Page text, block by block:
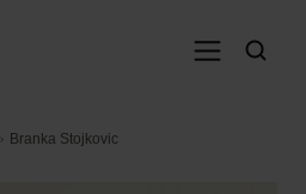
Branka Stojkovic